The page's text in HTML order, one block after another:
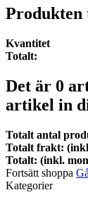
Kvantitet
Totalt:
Det är 0
artikel in
Totalt antal
Totalt frakt:
Totalt: (inkl.
Fortsätt shoppa
Kategorier